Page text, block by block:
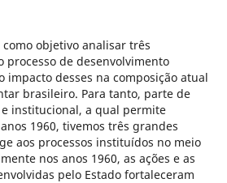
objetivo analisar três
processo de desenvolvimento
impacto desses na composição atual
brasileiro. Para tanto, parte de
institucional, a qual permite
1960, tivemos três grandes
aos processos instituídos no meio
nos anos 1960, as ações e as
pelo Estado fortaleceram